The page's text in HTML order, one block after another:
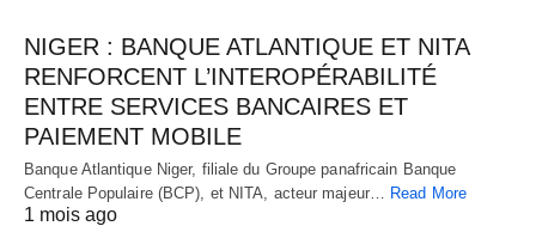
NIGER : BANQUE ATLANTIQUE ET NITA
RENFORCENT L’INTEROPÉRABILITÉ
ENTRE SERVICES BANCAIRES ET
PAIEMENT MOBILE
Banque Atlantique Niger, filiale du Groupe panafricain Banque
Centrale Populaire (BCP), et NITA, acteur majeur…
Read More
1 mois ago